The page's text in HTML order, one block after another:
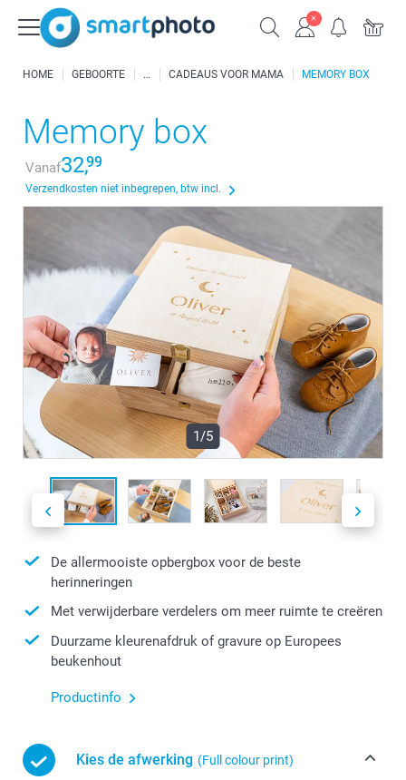
HOME GEBOORTE CADEAUS VOOR MAMA MEMORY BOX
Memory box
Vanaf32,99
Verzendkosten niet inbegrepen, btw incl.
1/5
De allermooiste opbergbox voor de beste
herinneringen
Met verwijderbare verdelers om meer ruimte te creëren
Duurzame kleurenafdruk of gravure op Europees
beukenhout
Productinfo
Kies de afwerking (Full colour print)